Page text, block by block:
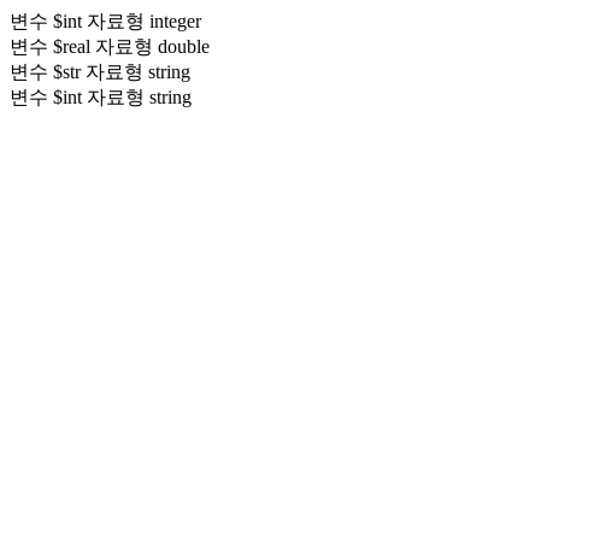
변수 $int 자료형 integer
변수 $real 자료형 double
변수 $str 자료형 string
변수 $int 자료형 string